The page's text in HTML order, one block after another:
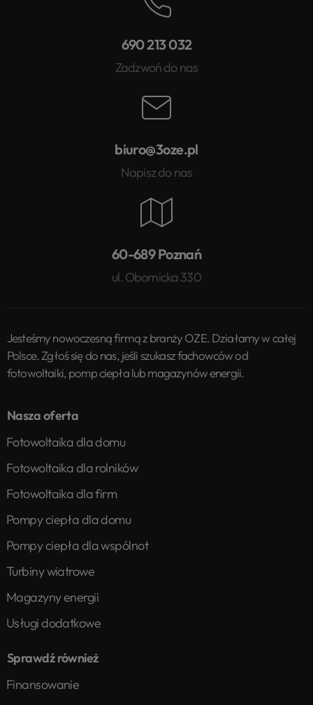
690 213 032
Zadzwoń do nas
biuro@3oze.pl
Napisz do nas
60-689 Poznań
ul. Obornicka 330
Jesteśmy nowoczesną firmą z branży OZE. Działamy w całej
Polsce. Zgłoś się do nas, jeśli szukasz fachowców od
fotowoltaiki, pomp ciepła lub magazynów energii.
Nasza oferta
Fotowoltaika dla domu
Fotowoltaika dla rolników
Fotowoltaika dla firm
Pompy ciepła dla domu
Pompy ciepła dla wspólnot
Turbiny wiatrowe
Magazyny energii
Usługi dodatkowe
Sprawdź również
Finansowanie